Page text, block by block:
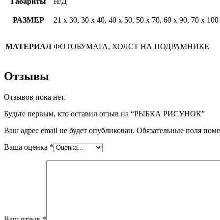
РАЗМЕР 21 х 30, 30 х 40, 40 х 50, 50 х 70, 60 х 90, 70 х 100
МАТЕРИАЛ ФОТОБУМАГА, ХОЛСТ НА ПОДРАМНИКЕ
Отзывы
Отзывов пока нет.
Будьте первым, кто оставил отзыв на “РЫБКА РИСУНОК”
Ваш адрес email не будет опубликован. Обязательные поля
Ваша оценка *